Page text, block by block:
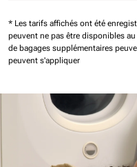
* Les tarifs affichés ont été
peuvent ne pas être disponibles
de bagages supplémentaires
peuvent s'appliquer